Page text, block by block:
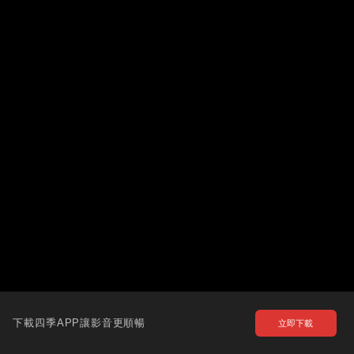
下載四季APP讓影音更順暢 立即下載